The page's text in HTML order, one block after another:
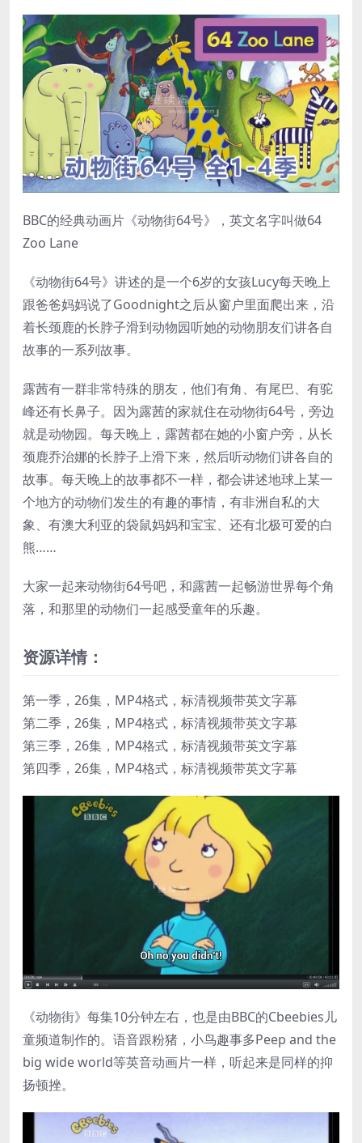
BBC的经典动画片《动物街64号》，英文名字叫做64
Zoo Lane
《动物街64号》讲述的是一个6岁的女孩Lucy每天晚上
跟爸爸妈妈说了Goodnight之后从窗户里面爬出来，沿
着长颈鹿的长脖子滑到动物园听她的动物朋友们讲各自
故事的一系列故事。
露茜有一群非常特殊的朋友，他们有角、有尾巴、有驼
峰还有长鼻子。因为露茜的家就住在动物街64号，旁边
就是动物园。每天晚上，露茜都在她的小窗户旁，从长
颈鹿乔治娜的长脖子上滑下来，然后听动物们讲各自的
故事。每天晚上的故事都不一样，都会讲述地球上某一
个地方的动物们发生的有趣的事情，有非洲自私的大
象、有澳大利亚的袋鼠妈妈和宝宝、还有北极可爱的白
熊……
大家一起来动物街64号吧，和露茜一起畅游世界每个角
落，和那里的动物们一起感受童年的乐趣。
资源详情：
第一季，26集，MP4格式，标清视频带英文字幕
第二季，26集，MP4格式，标清视频带英文字幕
第三季，26集，MP4格式，标清视频带英文字幕
第四季，26集，MP4格式，标清视频带英文字幕
《动物街》每集10分钟左右，也是由BBC的Cbeebies儿
童频道制作的。语音跟粉猪，小鸟趣事多Peep and the
big wide world等英音动画片一样，听起来是同样的抑
扬顿挫。